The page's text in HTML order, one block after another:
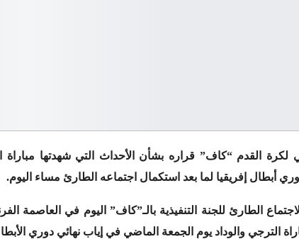
لكرة القدم “كاف” قراره بشأن الأحداث التي شهدتها مباراة
أبطال إفريقيا لما بعد استكمال اجتماعه الطارئ مساء اليوم.
الطارئ للجنة التنفيذية بالـ”كاف” اليوم في العاصمة
الترجي والوداد يوم الجمعة الماضي في إياب نهائي دوري